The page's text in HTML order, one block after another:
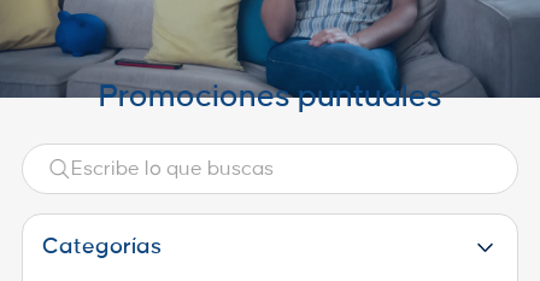
Promociones puntuales
Categorías